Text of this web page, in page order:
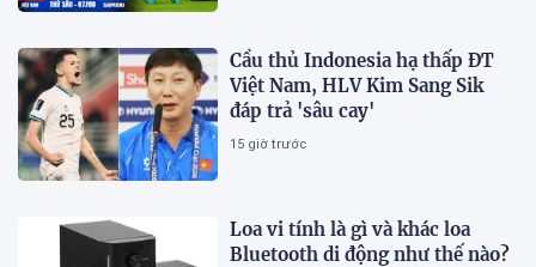
Cầu thủ Indonesia hạ thấp ĐT
Việt Nam, HLV Kim Sang Sik
đáp trả 'sâu cay'
15 giờ trước
Loa vi tính là gì và khác loa
Bluetooth di động như thế nào?